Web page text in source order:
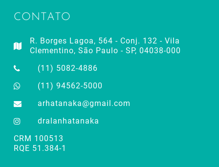
CONTATO
R. Borges Lagoa, 564 - Conj. 132 - Vila
Clementino, São Paulo - SP, 04038-000
(11) 5082-4886
(11) 94562-5000
arhatanaka@gmail.com
dralanhatanaka
CRM 100513
RQE 51.384-1